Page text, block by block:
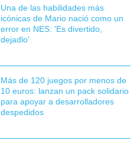
Una de las habilidades más
icónicas de Mario nació como un
error en NES: 'Es divertido,
dejadlo'
Más de 120 juegos por menos de
10 euros: lanzan un pack solidario
para apoyar a desarrolladores
despedidos